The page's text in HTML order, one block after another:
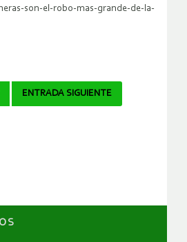
son-el-robo-mas-grande-de-la-
ENTRADA SIGUIENTE